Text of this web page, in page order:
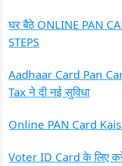
घर बैठे ONLINE PAN
STEPS
Aadhaar Card Pan
Tax ने दी नई सुविधा
Online PAN Card
Voter ID Card के लिए